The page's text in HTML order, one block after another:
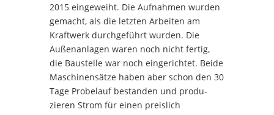
2015 eingeweiht. Die Aufnahmen wurden
gemacht, als die letzten Arbeiten am
Kraftwerk durchgeführt wurden. Die
Außenanlagen waren noch nicht fertig,
die Baustelle war noch eingerichtet. Beide
Maschinen­sätze haben aber schon den 30
Tage Probelauf bestanden und pro­du­
zieren Strom für einen preislich